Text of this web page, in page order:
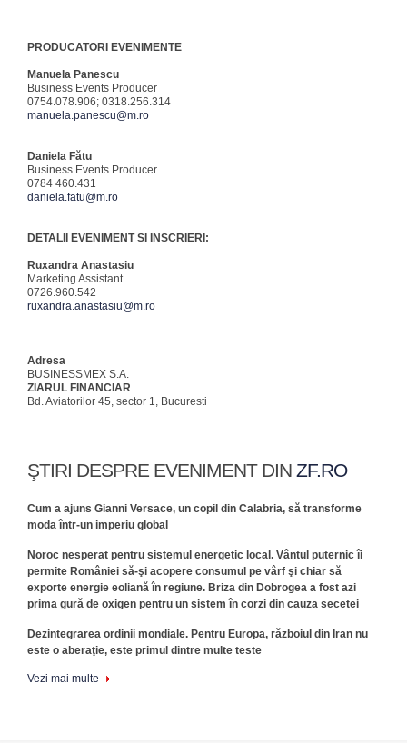
PRODUCATORI EVENIMENTE
Manuela Panescu
Business Events Producer
0754.078.906; 0318.256.314
manuela.panescu@m.ro
Daniela Fătu
Business Events Producer
0784 460.431
daniela.fatu@m.ro
DETALII EVENIMENT SI INSCRIERI:
Ruxandra Anastasiu
Marketing Assistant
0726.960.542
ruxandra.anastasiu@m.ro
Adresa
BUSINESSMEX S.A.
ZIARUL FINANCIAR
Bd. Aviatorilor 45, sector 1, Bucuresti
ŞTIRI DESPRE EVENIMENT DIN ZF.RO
Cum a ajuns Gianni Versace, un copil din Calabria, să transforme
moda într-un imperiu global
Noroc nesperat pentru sistemul energetic local. Vântul puternic îi
permite României să-şi acopere consumul pe vârf şi chiar să
exporte energie eoliană în regiune. Briza din Dobrogea a fost azi
prima gură de oxigen pentru un sistem în corzi din cauza secetei
Dezintegrarea ordinii mondiale. Pentru Europa, războiul din Iran nu
este o aberaţie, este primul dintre multe teste
Vezi mai multe